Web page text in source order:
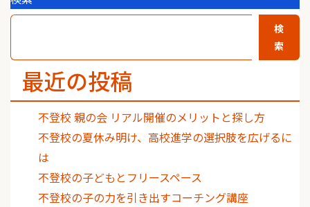
検
索
最近の投稿
不登校 親の会 リアル開催のメリットと探し方
不登校の夏休み明け、高校進学の選択肢を広げるに
は
不登校の子どもとフリースペース
不登校の子の力を引き出すコーチング講座